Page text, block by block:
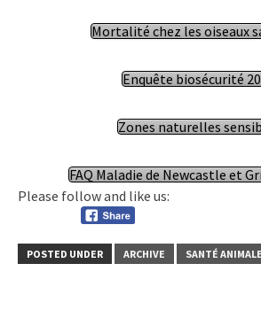
Mortalité chez les oiseaux
Enquête biosécurité
Zones naturelles
FAQ Maladie de Newcastle et
Please follow and like us:
POSTED UNDER ARCHIVE SANTÉ ANIMALE